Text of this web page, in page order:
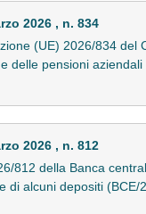
2026 , n. 834
(UE) 2026/834
delle pensioni
2026 , n. 812
812 della Banca
di alcuni depositi